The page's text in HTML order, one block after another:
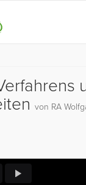
von RA